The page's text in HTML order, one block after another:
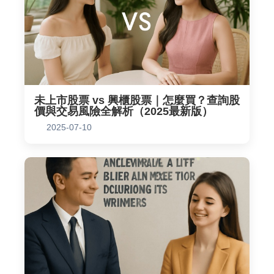
未上市股票 vs 興櫃股票｜怎麼買？查詢股
價與交易風險全解析（2025最新版）
2025-07-10